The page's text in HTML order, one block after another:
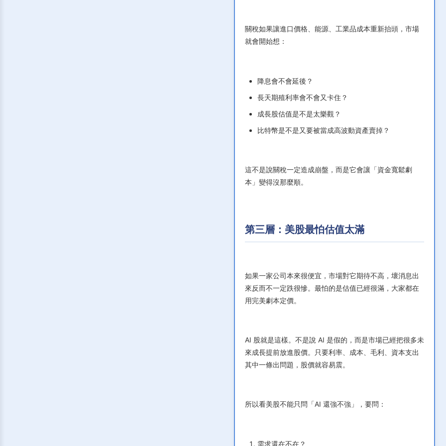
關稅如果讓進口價格、能源、工業品成本重新抬頭，市場
就會開始想：
降息會不會延後？
長天期殖利率會不會又卡住？
成長股估值是不是太樂觀？
比特幣是不是又要被當成高波動資產賣掉？
這不是說關稅一定造成崩盤，而是它會讓「資金寬鬆劇
本」變得沒那麼順。
第三層：美股最怕估值太滿
如果一家公司本來很便宜，市場對它期待不高，壞消息出
來反而不一定跌很慘。最怕的是估值已經很滿，大家都在
用完美劇本定價。
AI 股就是這樣。不是說 AI 是假的，而是市場已經把很多未
來成長提前放進股價。只要利率、成本、毛利、資本支出
其中一條出問題，股價就容易震。
所以看美股不能只問「AI 還強不強」，要問：
需求還在不在？